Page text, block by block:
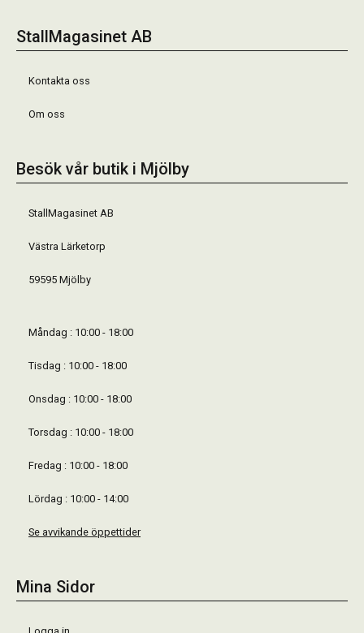
StallMagasinet AB
Kontakta oss
Om oss
Besök vår butik i Mjölby
StallMagasinet AB
Västra Lärketorp
59595 Mjölby
Måndag : 10:00 - 18:00
Tisdag : 10:00 - 18:00
Onsdag : 10:00 - 18:00
Torsdag : 10:00 - 18:00
Fredag : 10:00 - 18:00
Lördag : 10:00 - 14:00
Se avvikande öppettider
Mina Sidor
Logga in